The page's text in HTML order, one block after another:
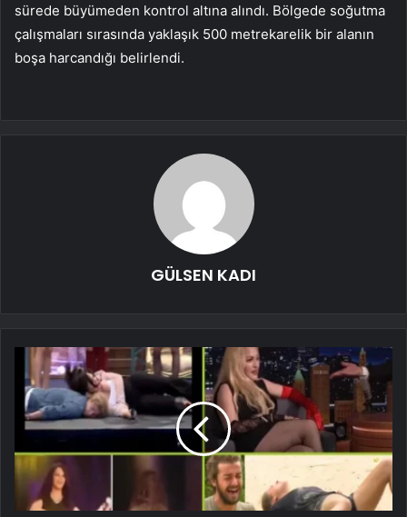
sürede büyümeden kontrol altına alındı. Bölgede soğutma
çalışmaları sırasında yaklaşık 500 metrekarelik bir alanın
boşa harcandığı belirlendi.
GÜLSEN KADI